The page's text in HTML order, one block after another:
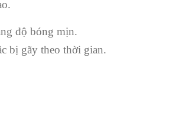
độ bóng mịn.
bị gãy theo thời gian.